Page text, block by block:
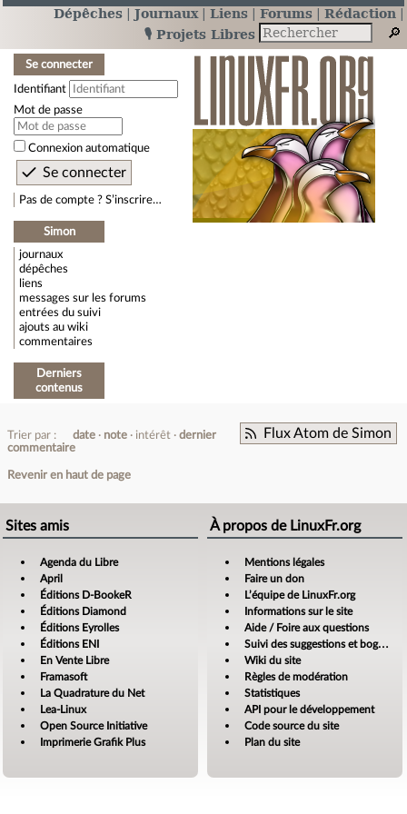
Dépêches Journaux Liens Forums
Rédaction
🎙️ Projets Libres
Se connecter
Identifiant
Mot de passe
Connexion automatique
Pas de compte ? S’inscrire…
Simon
journaux
dépêches
liens
messages sur les forums
entrées du suivi
ajouts au wiki
commentaires
Derniers
contenus
Flux Atom de Simon
Trier par : date note intérêt
dernier
commentaire
Revenir en haut de page
Sites amis
Agenda du Libre
April
Éditions D-BookeR
Éditions Diamond
Éditions Eyrolles
Éditions ENI
En Vente Libre
Framasoft
La Quadrature du Net
Lea-Linux
Open Source Initiative
Imprimerie Grafik Plus
À propos de LinuxFr.org
Mentions légales
Faire un don
L’équipe de LinuxFr.org
Informations sur le site
Aide / Foire aux questions
Suivi des suggestions et bogues
Wiki du site
Règles de modération
Statistiques
API pour le développement
Code source du site
Plan du site